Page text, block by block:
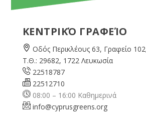
ΚΕΝΤΡΙΚΌ ΓΡΑΦΕΊΟ
Οδός Περικλέους 63, Γραφείο
Τ.Θ.: 29682, 1722 Λευκωσία
22518787
22512710
08:00 – 16:00 Καθημερινά
info@cyprusgreens.org